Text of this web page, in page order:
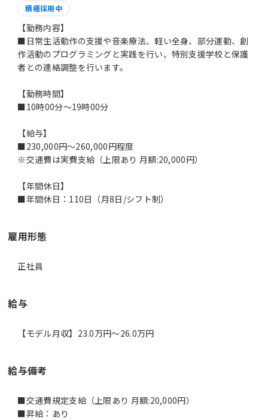
積極採用中
【勤務内容】
■日常生活動作の支援や音楽療法、軽い全身、部分運動、創
作活動のプログラミングと実践を行い、特別支援学校と保護
者との連絡調整を行います。
【勤務時間】
■10時00分～19時00分
【給与】
■230,000円～260,000円程度
※交通費は実費支給（上限あり 月額:20,000円）
【年間休日】
■年間休日：110日（月8日/シフト制）
雇用形態
正社員
給与
【モデル月収】23.0万円〜26.0万円
給与備考
■交通費規定支給（上限あり 月額:20,000円）
■昇給：あり